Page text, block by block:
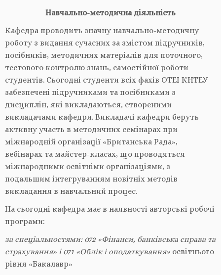
Навчально-методична діяльність
Кафедра проводить значну навчально-методичну
роботу з видання сучасних за змістом підручників,
посібників, методичних матеріалів для поточного,
тестового контролю знань, самостійної роботи
студентів. Сьогодні студенти всіх фахів ОТЕІ КНТЕУ
забезпечені підручниками та посібниками з
дисциплін, які викладаються, створеними
викладачами кафедри. Викладачі кафедри беруть
активну участь в методичних семінарах при
міжнародній організації «Британська Рада»,
вебінарах та майстер-класах, що проводяться
міжнародними освітніми організаціями, з
подальшим інтегруванням новітніх методів
викладання в навчальний процес.
На сьогодні кафедра має в наявності авторські робочі
програми:
за спеціальностями: 072 «Фінанси, банківська справа та
страхування» і 071 «Облік і оподаткування» освітнього
рівня «Бакалавр»